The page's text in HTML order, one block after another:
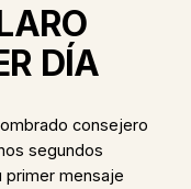
DÍA
consejero
segundos
primer mensaje